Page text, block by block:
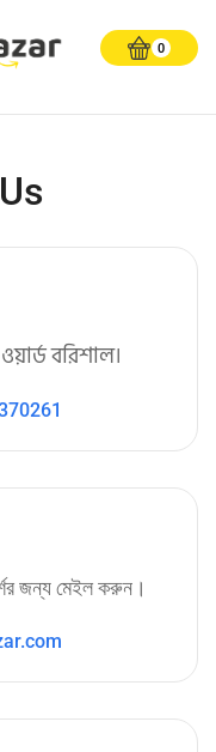
0
বরিশাল।
জন্য মেইল করুন।